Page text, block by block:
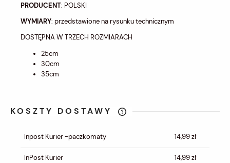
PRODUCENT: POLSKI
WYMIARY: przedstawione na rysunku technicznym
DOSTĘPNA W TRZECH ROZMIARACH
25cm
30cm
35cm
KOSZTY DOSTAWY
KOSZTÓW PŁATNOŚCI
Inpost Kurier -paczkomaty 14,99 zł
InPost Kurier 14,99 zł